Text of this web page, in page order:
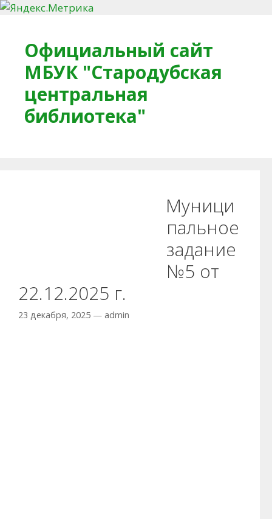
Официальный сайт
МБУК "Стародубская
центральная
библиотека"
Муници
пальное
задание
№5 от
22.12.2025 г.
23 декабря, 2025 — admin